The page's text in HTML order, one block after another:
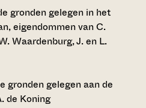
gronden gelegen in het
eigendommen van C.
Waardenburg, J. en L.
gronden gelegen aan de
de Koning